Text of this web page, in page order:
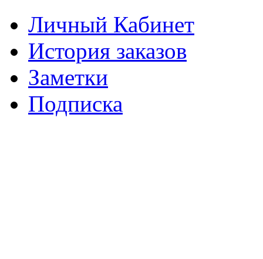
Личный Кабинет
История заказов
Заметки
Подписка